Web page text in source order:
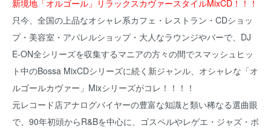
新境地「オルゴール」リラックスカヴァースタイルMixCD！！！
只今、全国の上品なオシャレ系カフェ・レストラン・CDショッ
プ・美容室・アパレルショップ・大人なラウンジやバーで、DJ
E-ON全シリーズを収集するマニアの方々の間でスマッシュヒッ
ト中のBossa MixCDシリーズに続く新ジャンル、オシャレな「オ
ルゴールカヴァー」Mixシリーズがコレ！！！！
元レコード店アナログバイヤーの豊富な知識と類い稀なる選曲眼
で、90年初頭からR&Bを中心に、ゴスペルやレゲエ・ジャズ・ボ